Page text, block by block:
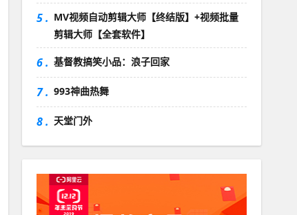
5 . MV视频自动剪辑大师【终结版】+视频批量
剪辑大师【全套软件】
6 . 基督教搞笑小品：浪子回家
7 . 993神曲热舞
8 . 天堂门外